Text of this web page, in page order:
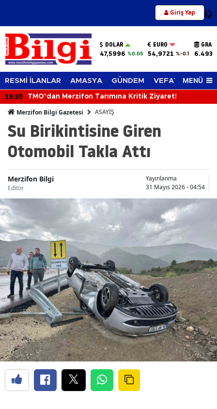
Giriş Yap 12
DOLAR
47,5996 %0.05
EURO
54,9721 %-0.1
RESMİ İLANLAR AMASYA GÜNDEM VEFAT EDENLER
MENÜ
18:35 TMO’dan Merzifon Tarımına Kritik Ziyaret!
Merzifon Bilgi Gazetesi ASAYİŞ
Su Birikintisine Giren
Otomobil Takla Attı
Merzifon Bilgi
Editör
Yayınlanma
31 Mayıs 2026 - 04:54